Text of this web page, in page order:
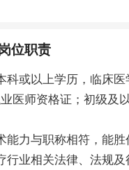
位职责
科或以上学历，临床
医师资格证；初级及
能力与职称相符，能胜
行业相关法律、法规